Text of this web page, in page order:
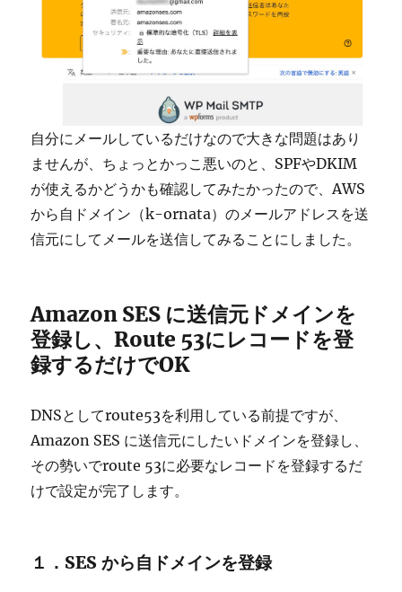
自分にメールしているだけなので大きな問題はあり
ませんが、ちょっとかっこ悪いのと、SPFやDKIM
が使えるかどうかも確認してみたかったので、AWS
から自ドメイン（k-ornata）のメールアドレスを送
信元にしてメールを送信してみることにしました。
Amazon SES に送信元ドメインを
登録し、Route 53にレコードを登
録するだけでOK
DNSとしてroute53を利用している前提ですが、
Amazon SES に送信元にしたいドメインを登録し、
その勢いでroute 53に必要なレコードを登録するだ
けで設定が完了します。
１．SES から自ドメインを登録